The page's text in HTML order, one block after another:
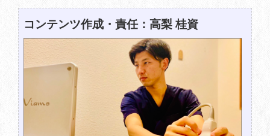
コンテンツ作成・責任：高梨 桂資